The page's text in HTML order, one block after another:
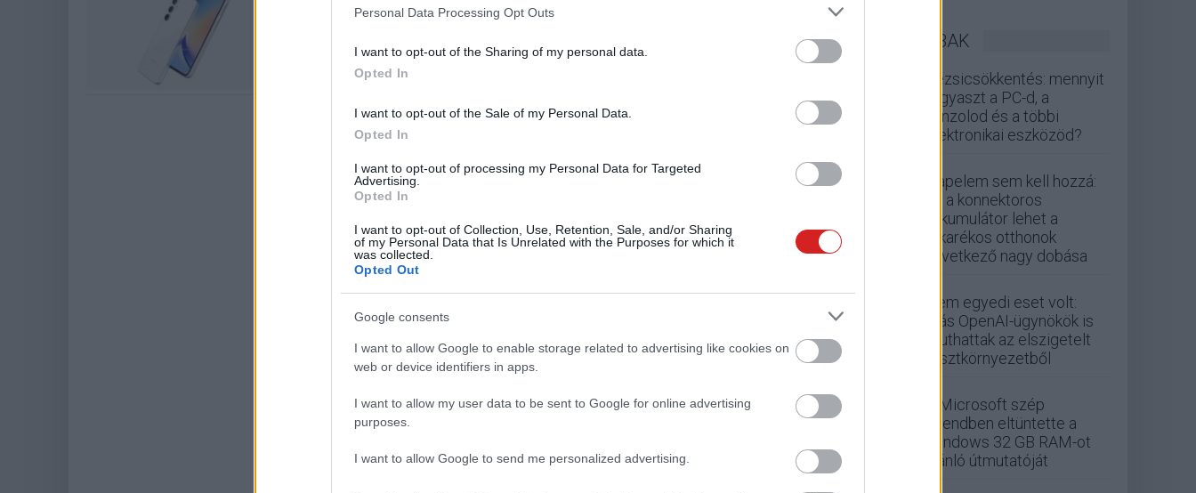
Personal Data Processing Opt Outs
I want to opt-out of the Sharing of my personal data.
Opted In
I want to opt-out of the Sale of my Personal Data.
Opted In
I want to opt-out of processing my Personal Data for Targeted
Advertising.
Opted In
I want to opt-out of Collection, Use, Retention, Sale, and/or Sharing
of my Personal Data that Is Unrelated with the Purposes for which it
was collected.
Opted Out
Google consents
I want to allow Google to enable storage related to advertising like cookies on
web or device identifiers in apps.
I want to allow my user data to be sent to Google for online advertising
purposes.
I want to allow Google to send me personalized advertising.
mobilok rajtja
Szivárgások utalnak az Samsung Galaxy A55 és A35 közelgő debütálására.
LEGOLVASOTTABBAK
Rezsicsökkentés: mennyit
fogyaszt a PC-d, a
konzolod és a többi
elektronikai eszközöd?
Napelem sem kell hozzá:
ez a konnektoros
akkumulátor lehet a
takarékos otthonok
következő nagy dobása
Nem egyedi eset volt:
más OpenAI-ügynökök is
kijuthattak az elszigetelt
tesztkörnyezetből
A Microsoft szép
csendben eltüntette a
Windows 32 GB RAM-ot
ajánló útmutatóját